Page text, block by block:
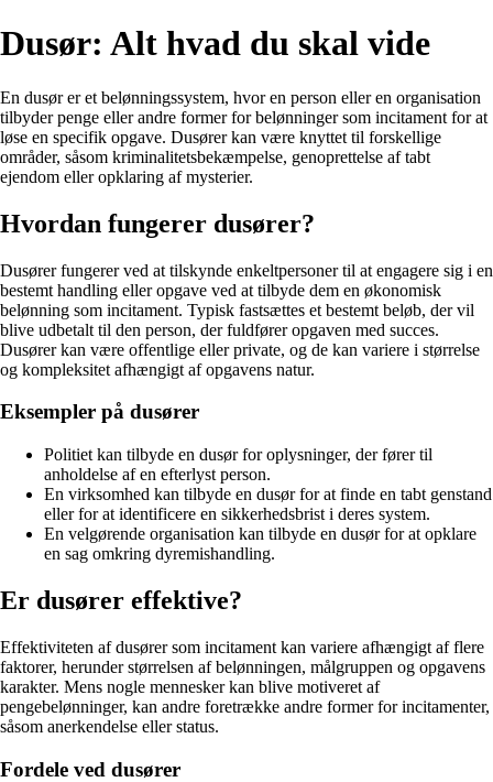
Dusør: Alt hvad du skal vide
En dusør er et belønningssystem, hvor en person eller en organisation
tilbyder penge eller andre former for belønninger som incitament for at
løse en specifik opgave. Dusører kan være knyttet til forskellige
områder, såsom kriminalitetsbekæmpelse, genoprettelse af tabt
ejendom eller opklaring af mysterier.
Hvordan fungerer dusører?
Dusører fungerer ved at tilskynde enkeltpersoner til at engagere sig i en
bestemt handling eller opgave ved at tilbyde dem en økonomisk
belønning som incitament. Typisk fastsættes et bestemt beløb, der vil
blive udbetalt til den person, der fuldfører opgaven med succes.
Dusører kan være offentlige eller private, og de kan variere i størrelse
og kompleksitet afhængigt af opgavens natur.
Eksempler på dusører
Politiet kan tilbyde en dusør for oplysninger, der fører til
anholdelse af en efterlyst person.
En virksomhed kan tilbyde en dusør for at finde en tabt genstand
eller for at identificere en sikkerhedsbrist i deres system.
En velgørende organisation kan tilbyde en dusør for at opklare
en sag omkring dyremishandling.
Er dusører effektive?
Effektiviteten af dusører som incitament kan variere afhængigt af flere
faktorer, herunder størrelsen af belønningen, målgruppen og opgavens
karakter. Mens nogle mennesker kan blive motiveret af
pengebelønninger, kan andre foretrække andre former for incitamenter,
såsom anerkendelse eller status.
Fordele ved dusører